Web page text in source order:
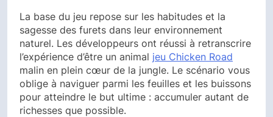
La base du jeu repose sur les habitudes et la
sagesse des furets dans leur environnement
naturel. Les développeurs ont réussi à retranscrire
l’expérience d’être un animal jeu Chicken Road
malin en plein cœur de la jungle. Le scénario vous
oblige à naviguer parmi les feuilles et les buissons
pour atteindre le but ultime : accumuler autant de
richesses que possible.